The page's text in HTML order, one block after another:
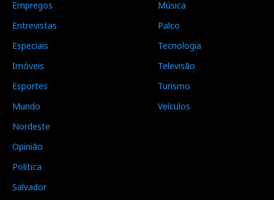
Empregos
Entrevistas
Especiais
Imóveis
Esportes
Mundo
Nordeste
Opinião
Política
Salvador
Música
Palco
Tecnologia
Televisão
Turismo
Veículos